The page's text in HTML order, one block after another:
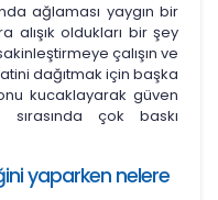
ağlaması yaygın bir
alışık oldukları bir şey
çalışın ve
dağıtmak için başka
kucaklayarak güven
sırasında çok baskı
yaparken nelere